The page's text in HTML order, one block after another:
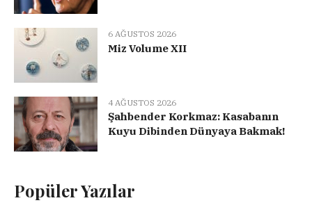
6 AĞUSTOS 2026
Miz Volume XII
4 AĞUSTOS 2026
Şahbender Korkmaz: Kasabanın
Kuyu Dibinden Dünyaya Bakmak!
Popüler Yazılar